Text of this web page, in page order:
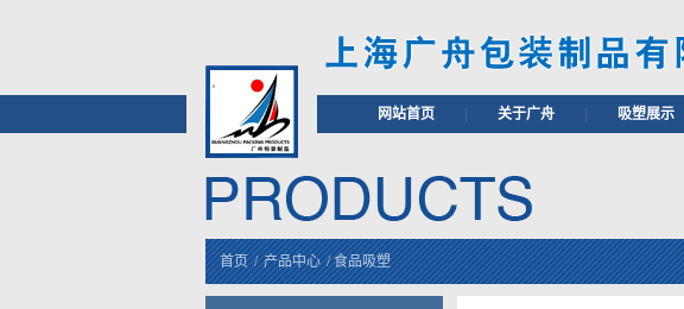
网站首页 关于广舟 吸塑展示
首页 / 产品中心 /食品吸塑